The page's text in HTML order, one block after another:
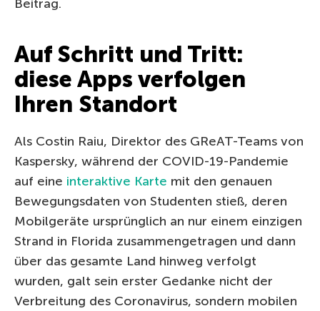
Beitrag.
Auf Schritt und Tritt:
diese Apps verfolgen
Ihren Standort
Als Costin Raiu, Direktor des GReAT-Teams von
Kaspersky, während der COVID-19-Pandemie
auf eine interaktive Karte mit den genauen
Bewegungsdaten von Studenten stieß, deren
Mobilgeräte ursprünglich an nur einem einzigen
Strand in Florida zusammengetragen und dann
über das gesamte Land hinweg verfolgt
wurden, galt sein erster Gedanke nicht der
Verbreitung des Coronavirus, sondern mobilen